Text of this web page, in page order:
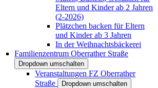
Eltern und Kinder ab 2 Jahren
(2-2026)
Plätzchen backen für Eltern
und Kinder ab 3 Jahren
In der Weihnachtsbäckerei
Familienzentrum Oberrather Straße
Dropdown umschalten
Veranstaltungen FZ Oberrather
Straße
Dropdown umschalten